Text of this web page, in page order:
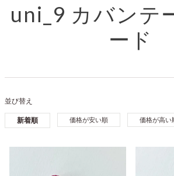
uni_9 カバンテ
ード
並び替え
新着順 価格が安い順 価格が高い